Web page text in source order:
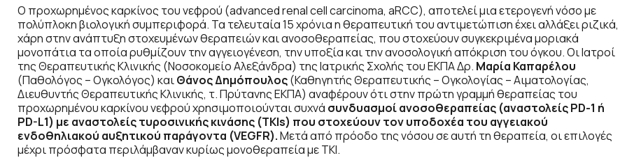
Ο προχωρημένος καρκίνος του νεφρού (advanced renal cell carcinoma, aRCC), αποτελεί μια ετερογενή νόσο με
πολύπλοκη βιολογική συμπεριφορά. Τα τελευταία 15 χρόνια η θεραπευτική του αντιμετώπιση έχει αλλάξει ριζικά,
χάρη στην ανάπτυξη στοχευμένων θεραπειών και ανοσοθεραπείας, που στοχεύουν συγκεκριμένα μοριακά
μονοπάτια τα οποία ρυθμίζουν την αγγειογένεση, την υποξία και την ανοσολογική απόκριση του όγκου. Οι Ιατροί
της Θεραπευτικής Κλινικής (Νοσοκομείο Αλεξάνδρα) της Ιατρικής Σχολής του ΕΚΠΑ Δρ. Μαρία Καπαρέλου
(Παθολόγος – Ογκολόγος) καιΘάνος Δημόπουλος(Καθηγητής Θεραπευτικής – Ογκολογίας – Αιματολογίας,
Διευθυντής Θεραπευτικής Κλινικής, τ. Πρύτανης ΕΚΠΑ) αναφέρουν ότι στην πρώτη γραμμή θεραπείας του
προχωρημένου καρκίνου νεφρού χρησιμοποιούνται συχνά συνδυασμοί ανοσοθεραπείας (αναστολείςPD-1 ή
PD-L1) με αναστολείς τυροσινικής κινάσης (TKIs) που στοχεύουν τον υποδοχέα του αγγειακού
ενδοθηλιακού αυξητικού παράγοντα (VEGFR).Μετά από πρόοδο της νόσου σε αυτή τη θεραπεία, οι επιλογές
μέχρι πρόσφατα περιλάμβαναν κυρίως μονοθεραπεία με TKI.